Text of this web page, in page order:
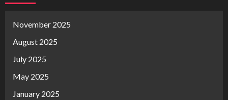
November 2025
August 2025
July 2025
May 2025
January 2025